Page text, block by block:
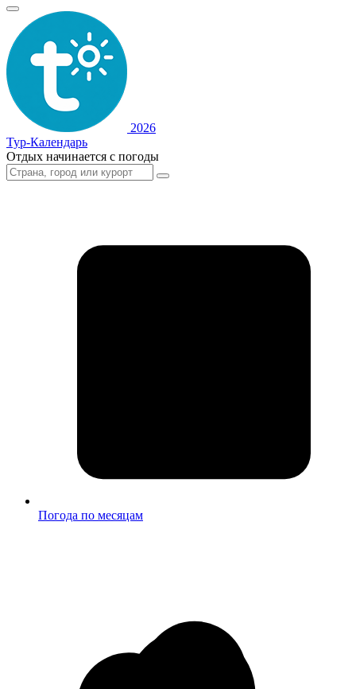
2026
Тур-Календарь
Отдых начинается с погоды
Погода по месяцам